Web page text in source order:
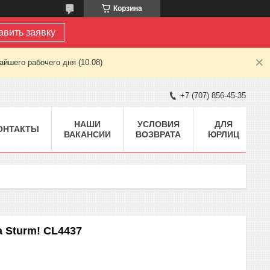
Корзина
заявку
рабочего дня (10.08)
+7 (707) 856-45-35
НАШИ
ВАКАНСИИ
УСЛОВИЯ
ВОЗВРАТА
ДЛЯ
ЮРЛИЦ
Sturm! CL4437